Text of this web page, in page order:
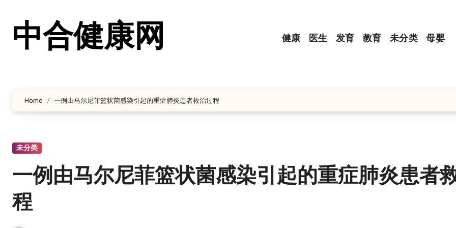
中合健康网 健康 医生 发育 教育 未分类 母婴
Home 一例由马尔尼菲篮状菌感染引起的重症肺炎患者救治过程
未分类
一例由马尔尼菲篮状菌感染引起的重症肺炎患者
程